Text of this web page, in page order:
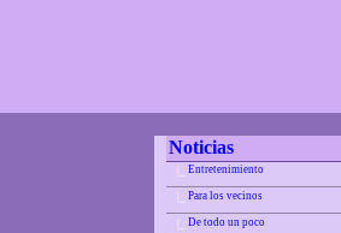
Noticias
Entretenimiento
Para los vecinos
De todo un poco